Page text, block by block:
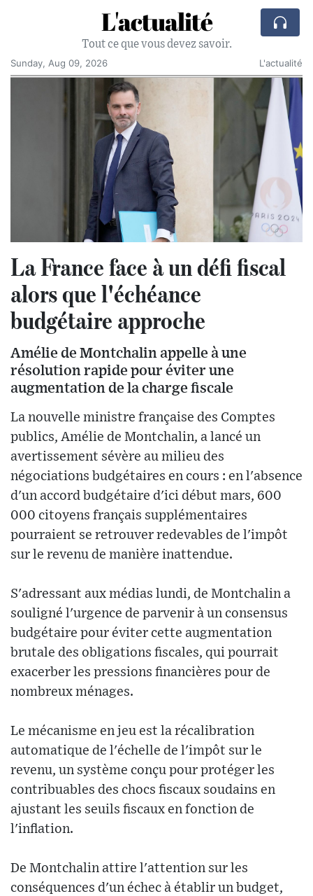
L'actualité
Tout ce que vous devez savoir.
Sunday, Aug 09, 2026
L'actualité
La France face à un défi fiscal
alors que l'échéance
budgétaire approche
Amélie de Montchalin appelle à une
résolution rapide pour éviter une
augmentation de la charge fiscale
La nouvelle ministre française des Comptes
publics, Amélie de Montchalin, a lancé un
avertissement sévère au milieu des
négociations budgétaires en cours : en l'absence
d'un accord budgétaire d'ici début mars, 600
000 citoyens français supplémentaires
pourraient se retrouver redevables de l'impôt
sur le revenu de manière inattendue.
S'adressant aux médias lundi, de Montchalin a
souligné l'urgence de parvenir à un consensus
budgétaire pour éviter cette augmentation
brutale des obligations fiscales, qui pourrait
exacerber les pressions financières pour de
nombreux ménages.
Le mécanisme en jeu est la récalibration
automatique de l'échelle de l'impôt sur le
revenu, un système conçu pour protéger les
contribuables des chocs fiscaux soudains en
ajustant les seuils fiscaux en fonction de
l'inflation.
De Montchalin attire l'attention sur les
conséquences d'un échec à établir un budget,